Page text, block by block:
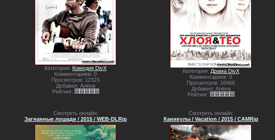
Категория: Комедия DivX
Комментариев: 0
Просмотров: 12323
Добавил: Алёна
Рейтинг:
Категория: Драма DivX
Комментариев: 0
Просмотров: 10466
Добавил: Алёна
Рейтинг:
Смотреть онлайн:
Загнанные лошади / 2015 / WEB-DLRip
Смотреть онлайн:
Каникулы / Vacation / 2015 / CAMRip